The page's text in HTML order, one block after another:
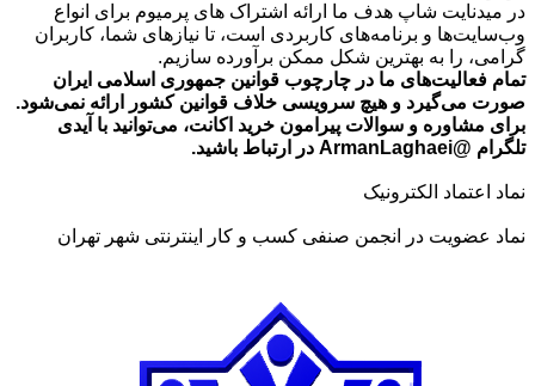
تا
تومان549,000
در میدنایت شاپ هدف ما ارائه اشتراک های پرمیوم برای انواع
وب‌سایت‌ها و برنامه‌های کاربردی است، تا نیازهای شما، کاربران
گرامی، را به بهترین شکل ممکن برآورده سازیم.
تمام فعالیت‌های ما در چارچوب قوانین جمهوری اسلامی ایران
صورت می‌گیرد و هیچ سرویسی خلاف قوانین کشور ارائه نمی‌شود.
برای مشاوره و سوالات پیرامون خرید اکانت، می‌توانید با آیدی
تلگرام @ArmanLaghaei در ارتباط باشید.
نماد اعتماد الکترونیک
نماد عضویت در انجمن صنفی کسب و کار اینترنتی شهر تهران